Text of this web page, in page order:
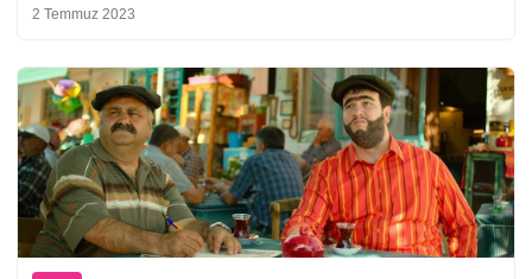
2 Temmuz 2023